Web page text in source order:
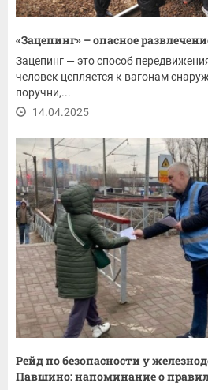
«Зацепинг» – опасное
Зацепинг — это способ
человек цепляется к вагонам
поручни,...
14.04.2025
Рейд по безопасности у
Павшино: напоминание о